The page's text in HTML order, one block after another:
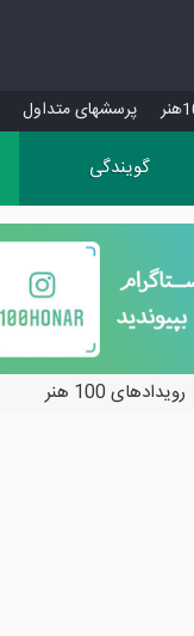
پرسش‏های متداول
گویندگی
رویدادهای 100 هنر